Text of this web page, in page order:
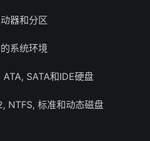
器和分区
系统环境
SATA和IDE硬盘
NTFS, 标准和动态磁盘